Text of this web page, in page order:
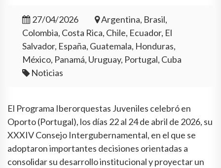
27/04/2026
Argentina, Brasil,
Colombia, Costa Rica, Chile, Ecuador, El
Salvador, España, Guatemala, Honduras,
México, Panamá, Uruguay, Portugal, Cuba
Noticias
El Programa Iberorquestas Juveniles celebró en
Oporto (Portugal), los días 22 al 24 de abril de 2026, su
XXXIV Consejo Intergubernamental, en el que se
adoptaron importantes decisiones orientadas a
consolidar su desarrollo institucional y proyectar un